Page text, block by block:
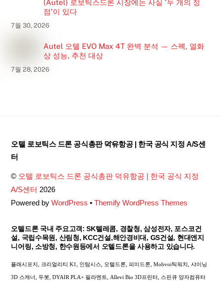
(Autel) 로보틱스드론 시장에는 사실 ‘두 개의 정
점’이 있다
7월 30, 2026
Autel 오텔 EVO Max 4T 완벽 분석 — 스펙, 열화
상 성능, 추천 대상
7월 28, 2026
Back
오텔 로보틱스 드론 공식총판 덕유항공 | 한국 공식 지정 A/S센
터
© 오텔 로보틱스 드론 공식총판 덕유항공 | 한국 공식 지정
A/S센터 2026
Powered byWordPress •Themify WordPress Themes
오텔드론 국내 주요고객: SK텔레콤, 경찰청, 삼성전자, 포스코건
설, 국립수목원, 산림청, KCC건설,해안경비대, GS건설, 현대엔지
니어링, 소방청, 한수원등에서 오텔드론을 사용하고 있습니다.
플래시포지, 크리얼리티 K1, 인탐시스, 오텔드론, 피미드론, Mobvoi틱워치, 샤이닝
3D 스캐너, 두봇, DYAIR PLA+ 필라멘트, Allevi Bio 3D프린터, 스핀큐 양자컴퓨터